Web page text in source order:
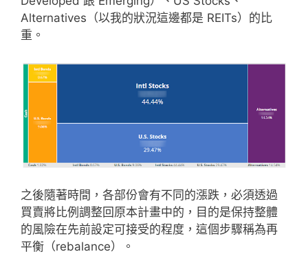
Alternatives（以我的狀況這邊都是 REITs）的比
重。
之後隨著時間，各部份會有不同的漲跌，必須透過
買賣將比例調整回原本計畫中的，目的是保持整體
的風險在先前設定可接受的程度，這個步驟稱為再
平衡（rebalance）。